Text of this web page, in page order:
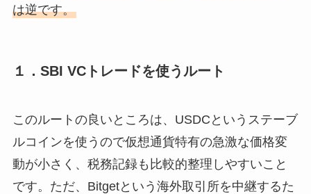
は逆です。
１．SBI VCトレードを使うルート
このルートの良いところは、USDCというステーブ
ルコインを使うので仮想通貨特有の急激な価格変
動が小さく、税務記録も比較的整理しやすいこと
です。ただ、Bitgetという海外取引所を中継するた